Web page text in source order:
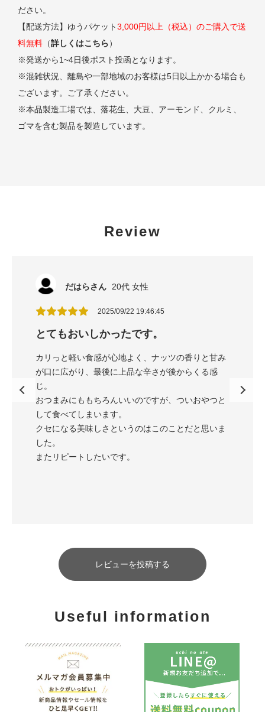
ださい。
【配送方法】ゆうパケット3,000円以上（税込）のご購入で送
料無料 （詳しくはこちら）
※発送から1~4日後ポスト投函となります。
※混雑状況、離島や一部地域のお客様は5日以上かかる場合も
ございます。ご了承ください。
※本品製造工場では、落花生、大豆、アーモンド、クルミ、
ゴマを含む製品を製造しています。
Review
だはらさん 20代 女性
2025/09/22 19:46:45
とてもおいしかったです。
カリっと軽い食感が心地よく、ナッツの香りと甘み
が口に広がり、最後に上品な辛さが後からくる感
じ。
おつまみにももちろんいいのですが、ついおやつと
して食べてしまいます。
クセになる美味しさというのはこのことだと思いま
した。
またリピートしたいです。
届いて
レビューを投稿する
Useful information